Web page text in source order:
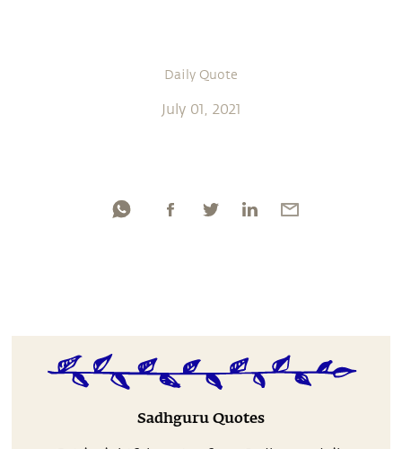
Daily Quote
July 01, 2021
Sadhguru Quotes